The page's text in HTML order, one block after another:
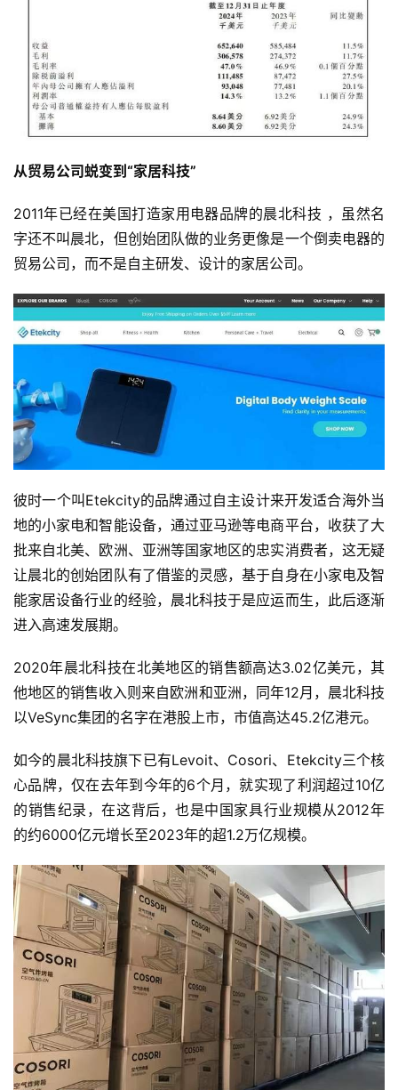
快
讯
公
司
时
尚
科
技
从贸易公司蜕变到“家居科技”
2011年已经在美国打造家用电器品牌的晨北科技 ，虽然名
字还不叫晨北，但创始团队做的业务更像是一个倒卖电器的
贸易公司，而不是自主研发、设计的家居公司。
彼时一个叫Etekcity的品牌通过自主设计来开发适合海外当
地的小家电和智能设备，通过亚马逊等电商平台，收获了大
批来自北美、欧洲、亚洲等国家地区的忠实消费者，这无疑
让晨北的创始团队有了借鉴的灵感，基于自身在小家电及智
能家居设备行业的经验，晨北科技于是应运而生，此后逐渐
进入高速发展期。
2020年晨北科技在北美地区的销售额高达3.02亿美元，其
他地区的销售收入则来自欧洲和亚洲，同年12月，晨北科技
以VeSync集团的名字在港股上市，市值高达45.2亿港元。
如今的晨北科技旗下已有Levoit、Cosori、Etekcity三个核
心品牌，仅在去年到今年的6个月，就实现了利润超过10亿
的销售纪录，在这背后，也是中国家具行业规模从2012年
的约6000亿元增长至2023年的超1.2万亿规模。